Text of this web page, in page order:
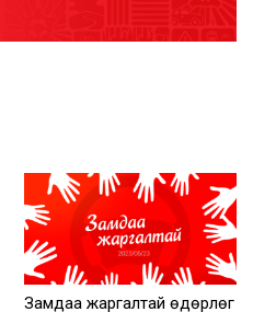
Замдаа жаргалтай өдөрлөг